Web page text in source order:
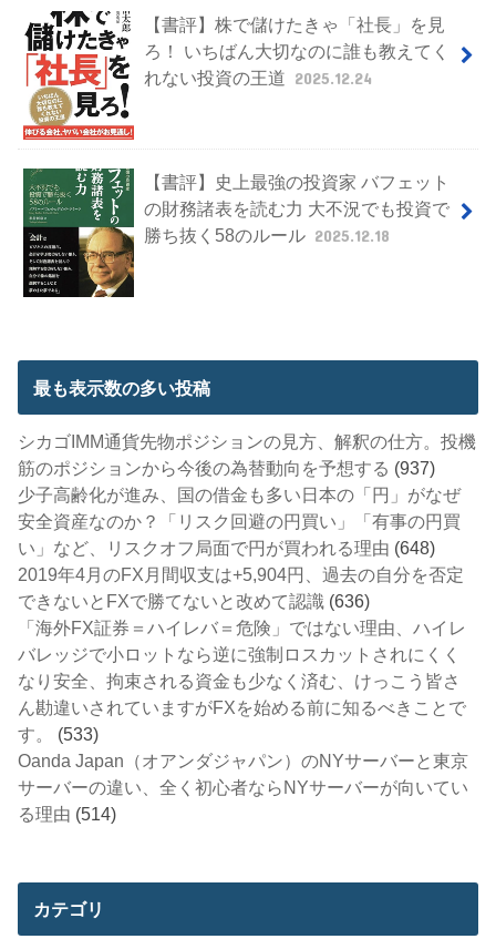
【書評】株で儲けたきゃ「社長」を見
ろ！ いちばん大切なのに誰も教えてく
れない投資の王道 2025.12.24
【書評】史上最強の投資家 バフェット
の財務諸表を読む力 大不況でも投資で
勝ち抜く58のルール 2025.12.18
最も表示数の多い投稿
シカゴIMM通貨先物ポジションの見方、解釈の仕方。投機
筋のポジションから今後の為替動向を予想する (937)
少子高齢化が進み、国の借金も多い日本の「円」がなぜ
安全資産なのか？「リスク回避の円買い」「有事の円買
い」など、リスクオフ局面で円が買われる理由 (648)
2019年4月のFX月間収支は+5,904円、過去の自分を否定
できないとFXで勝てないと改めて認識 (636)
「海外FX証券＝ハイレバ＝危険」ではない理由、ハイレ
バレッジで小ロットなら逆に強制ロスカットされにくく
なり安全、拘束される資金も少なく済む、けっこう皆さ
ん勘違いされていますがFXを始める前に知るべきことで
す。
(533)
Oanda Japan（オアンダジャパン）のNYサーバーと東京
サーバーの違い、全く初心者ならNYサーバーが向いてい
る理由 (514)
カテゴリ